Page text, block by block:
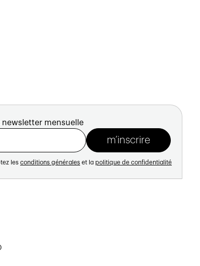
newsletter mensuelle
les conditions générales et la politique de confidentialité